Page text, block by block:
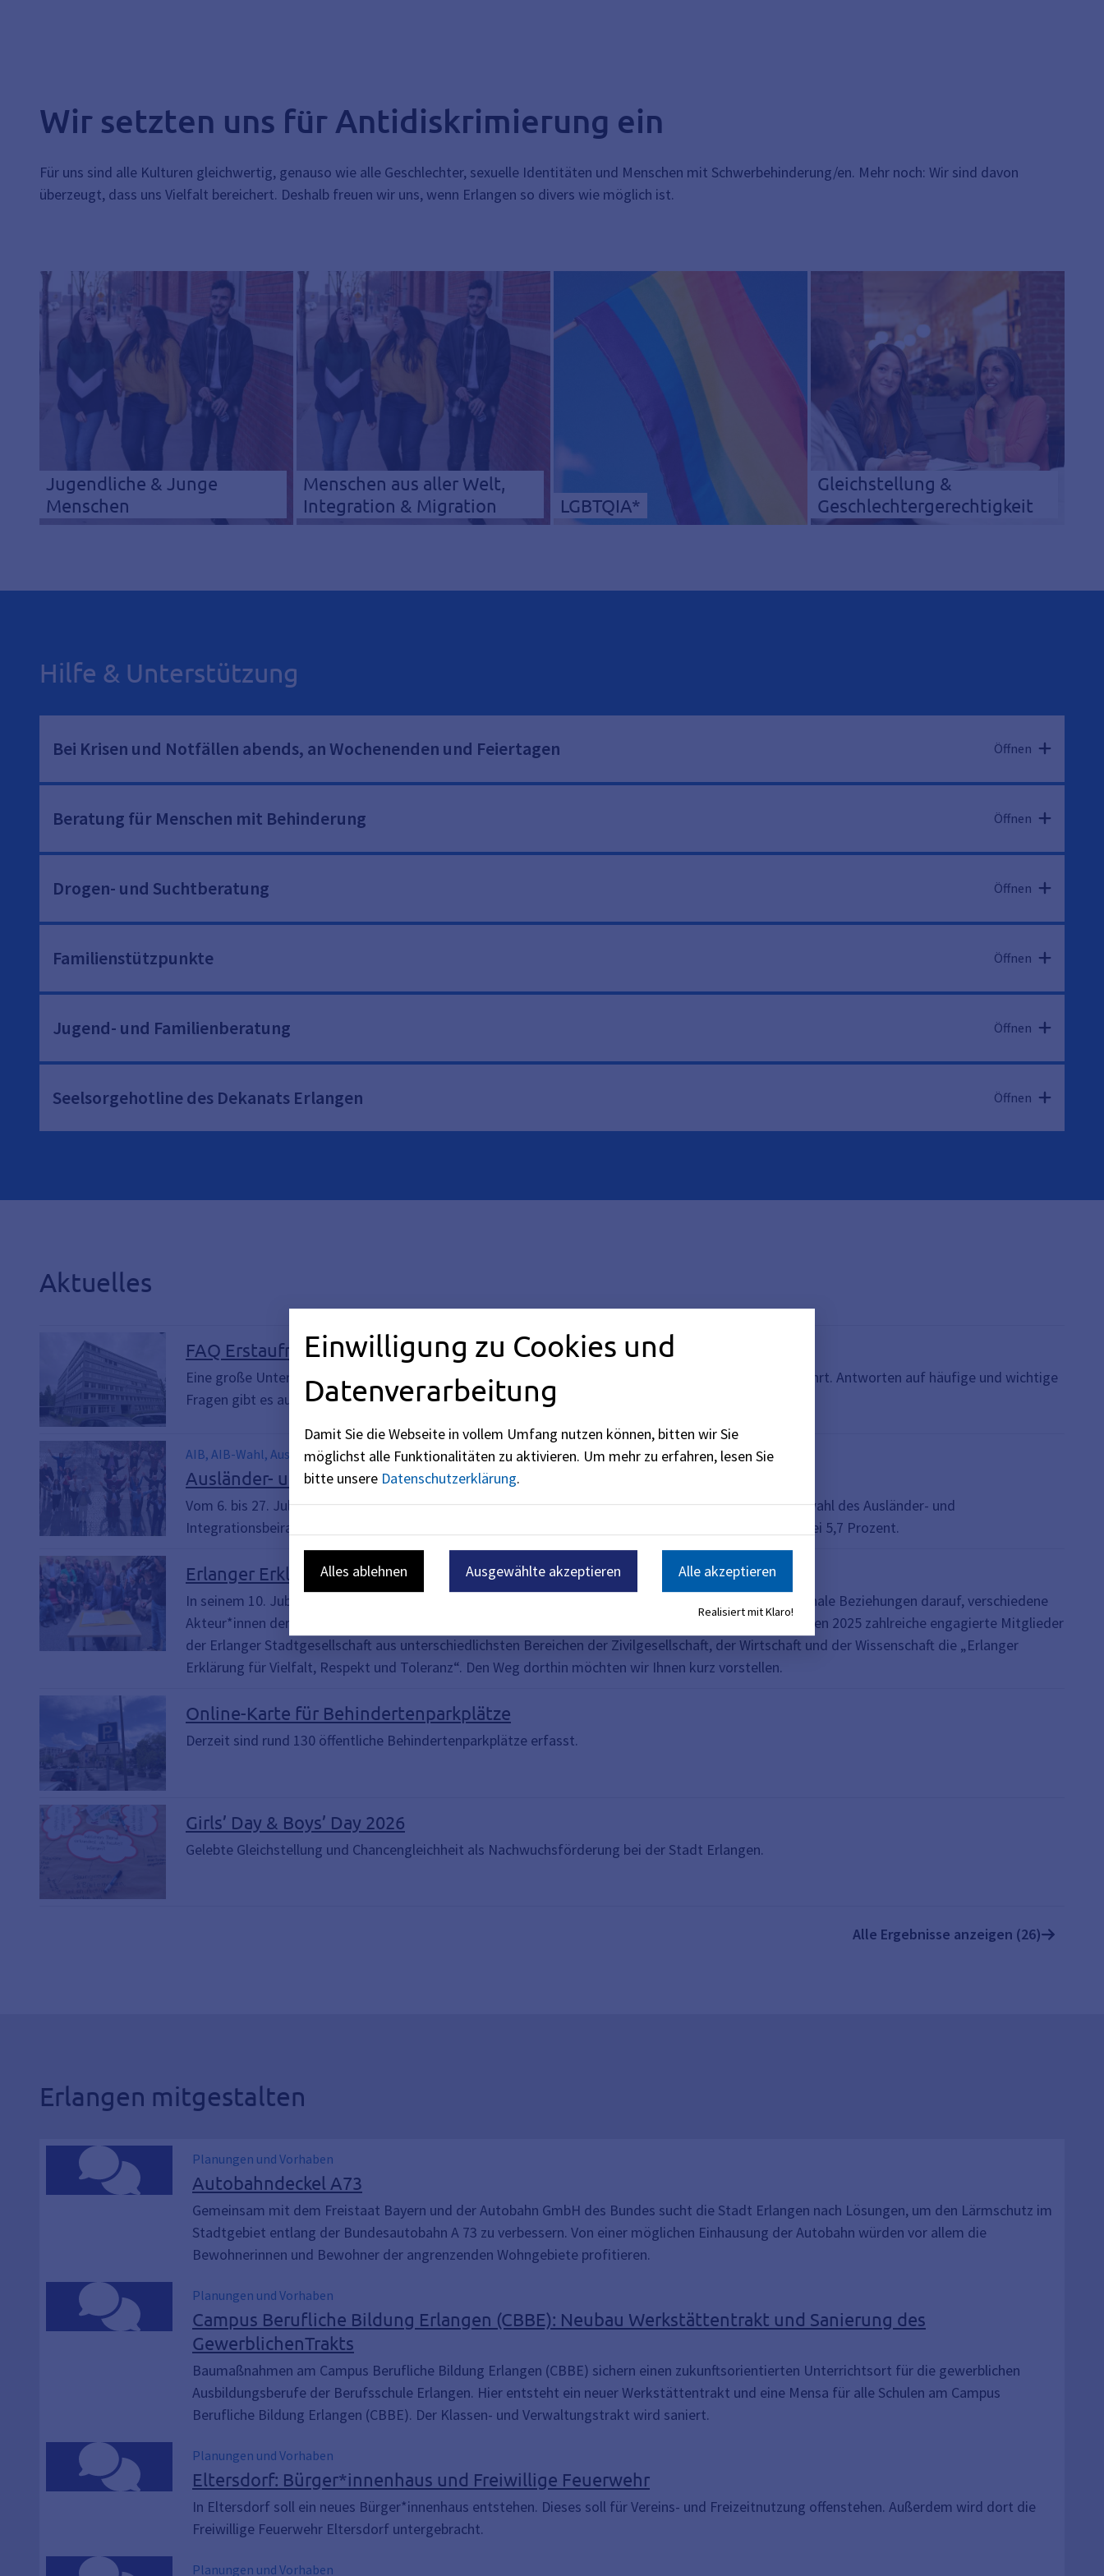
Wir setzten uns für Antidiskrimierung ein
Für uns sind alle Kulturen gleichwertig, genauso wie alle Geschlechter, sexuelle Identitäten und Menschen mit Schwerbehinderung/en. Mehr noch: Wir sind davon
überzeugt, dass uns Vielfalt bereichert. Deshalb freuen wir uns, wenn Erlangen so divers wie möglich ist.
Jugendliche & Junge
Menschen
Menschen aus aller Welt,
Integration & Migration
LGBTQIA*
Gleichstellung &
Geschlechtergerechtigkeit
Hilfe & Unterstützung
Bei Krisen und Notfällen abends, an Wochenenden und Feiertagen Öffnen
Beratung für Menschen mit Behinderung Öffnen
Drogen- und Suchtberatung Öffnen
Familienstützpunkte Öffnen
Jugend- und Familienberatung Öffnen
Seelsorgehotline des Dekanats Erlangen Öffnen
Aktuelles
FAQ Erstaufnahmeeinrichtung
Eine große Unterkunft in einer möglichst guten Umgebung zur Betreuung der Menschen hat sich bewährt. Antworten auf häufige und wichtige
Fragen gibt es auf dieser Webseite.
AIB, AIB-Wahl, Ausländerbeirat
Ausländer- und Integrationsbeirat: Wahlergebnis liegt vor
Vom 6. bis 27. Juli waren rund 24.422 Erlangerinnen und Erlanger aufgerufen, ihre Stimme bei der Neuwahl des Ausländer- und
Integrationsbeirats abzugeben. Bei der erstmals online durchgeführten Wahl lag die Wahlbeteiligung bei 5,7 Prozent.
Erlanger Erklärung für Vielfalt, Respekt und Toleranz
In seinem 10. Jubiläumsjahr konzentrierte sich das Büro für Chancengleichheit und Vielfalt / Internationale Beziehungen darauf, verschiedene
Akteur*innen der Stadtgesellschaft zusammen zu bringen. Im gemeinsamen Schulterschluss erarbeiteten 2025 zahlreiche engagierte Mitglieder
der Erlanger Stadtgesellschaft aus unterschiedlichsten Bereichen der Zivilgesellschaft, der Wirtschaft und der Wissenschaft die „Erlanger
Erklärung für Vielfalt, Respekt und Toleranz“. Den Weg dorthin möchten wir Ihnen kurz vorstellen.
Online-Karte für Behindertenparkplätze
Derzeit sind rund 130 öffentliche Behindertenparkplätze erfasst.
Girls’ Day & Boys’ Day 2026
Gelebte Gleichstellung und Chancengleichheit als Nachwuchsförderung bei der Stadt Erlangen.
Alle Ergebnisse anzeigen (26)
Erlangen mitgestalten
Planungen und Vorhaben
Autobahndeckel A73
Gemeinsam mit dem Freistaat Bayern und der Autobahn GmbH des Bundes sucht die Stadt Erlangen nach Lösungen, um den Lärmschutz im
Stadtgebiet entlang der Bundesautobahn A 73 zu verbessern. Von einer möglichen Einhausung der Autobahn würden vor allem die
Bewohnerinnen und Bewohner der angrenzenden Wohngebiete profitieren.
Planungen und Vorhaben
Campus Berufliche Bildung Erlangen (CBBE): Neubau Werkstättentrakt und Sanierung des
GewerblichenTrakts
Baumaßnahmen am Campus Berufliche Bildung Erlangen (CBBE) sichern einen zukunftsorientierten Unterrichtsort für die gewerblichen
Ausbildungsberufe der Berufsschule Erlangen. Hier entsteht ein neuer Werkstättentrakt und eine Mensa für alle Schulen am Campus
Berufliche Bildung Erlangen (CBBE). Der Klassen- und Verwaltungstrakt wird saniert.
Planungen und Vorhaben
Eltersdorf: Bürger*innenhaus und Freiwillige Feuerwehr
In Eltersdorf soll ein neues Bürger*innenhaus entstehen. Dieses soll für Vereins- und Freizeitnutzung offenstehen. Außerdem wird dort die
Freiwillige Feuerwehr Eltersdorf untergebracht.
Planungen und Vorhaben
Einwilligung zu Cookies und
Datenverarbeitung
Damit Sie die Webseite in vollem Umfang nutzen können, bitten wir Sie
möglichst alle Funktionalitäten zu aktivieren. Um mehr zu erfahren, lesen Sie
bitte unsere Datenschutzerklärung.
Alles ablehnen Ausgewählte akzeptieren Alle akzeptieren
Realisiert mit Klaro!